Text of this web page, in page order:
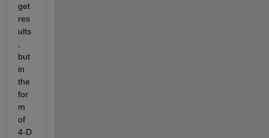
get
res
ults
but
in
the
for
m
of
4-D